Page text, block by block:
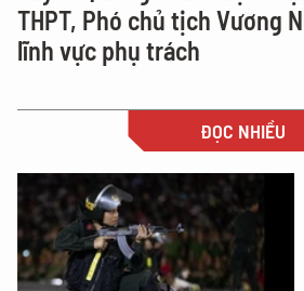
THPT, Phó chủ tịch Vương
lĩnh vực phụ trách
ĐỌC NHIỀU